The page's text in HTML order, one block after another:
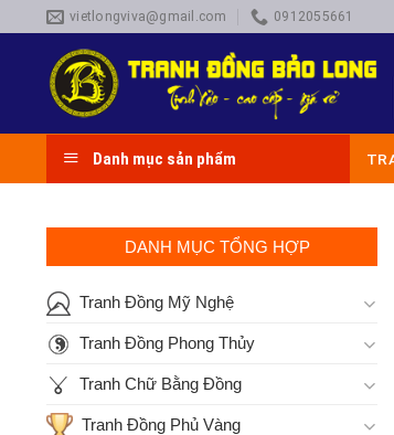
to
vietlongviva@gmail.com 0912055661
Danh mục sản phẩm
DANH MỤC TỔNG HỢP
Tranh Đồng Mỹ Nghệ
Tranh Đồng Phong Thủy
Tranh Chữ Bằng Đồng
Tranh Đồng Phủ Vàng